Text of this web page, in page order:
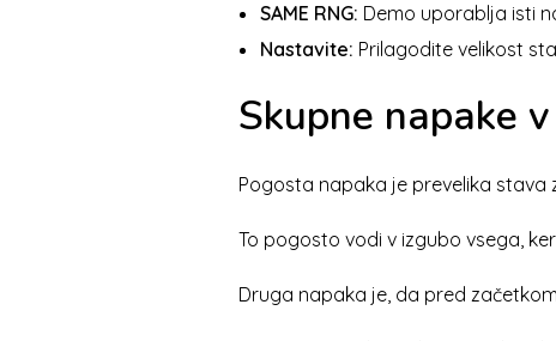
SAME RNG: Demo uporablja isti
Nastavite: Prilagodite velikost
Skupne napake
Pogosta napaka je prevelika stava
To pogosto vodi v izgubo vsega,
Druga napaka je, da pred